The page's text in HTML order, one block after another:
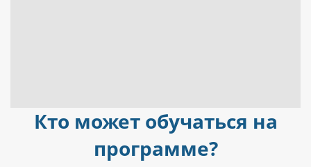
Кто может обучаться на
программе?